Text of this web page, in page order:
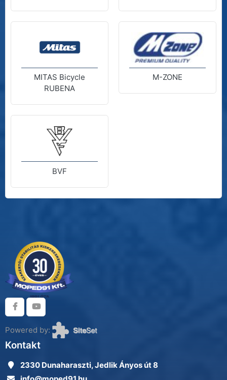
MITAS Bicycle
RUBENA
M-ZONE
BVF
Powered by:
Kontakt
2330 Dunaharaszti, Jedlik Ányos út 8